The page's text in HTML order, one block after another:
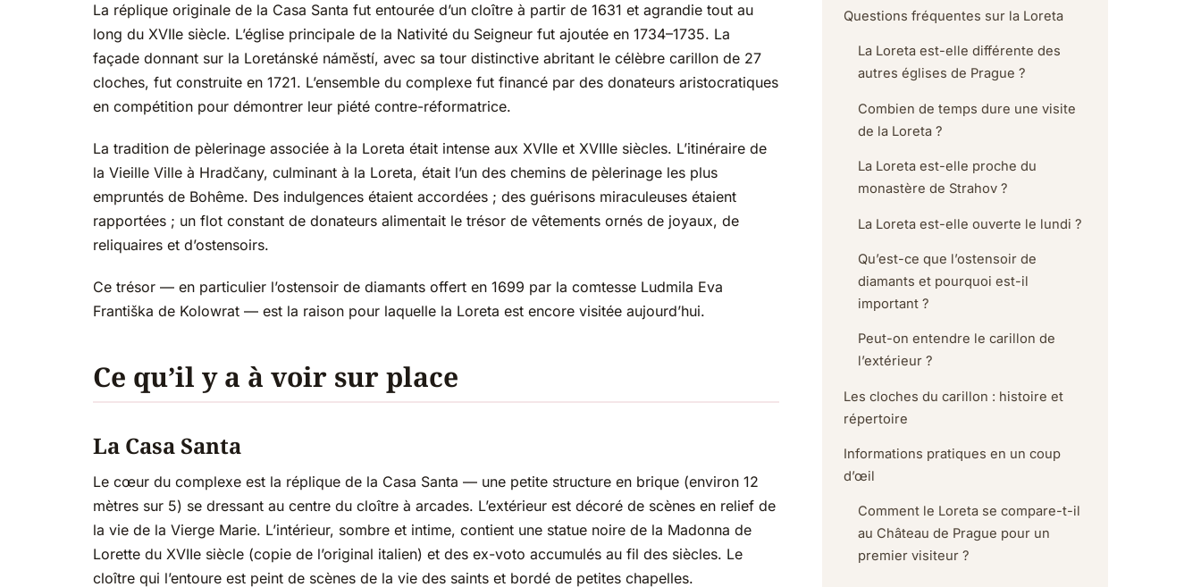
La réplique originale de la Casa Santa fut entourée d’un cloître à partir de 1631 et agrandie tout au
long du XVIIe siècle. L’église principale de la Nativité du Seigneur fut ajoutée en 1734–1735. La
façade donnant sur la Loretánské náměstí, avec sa tour distinctive abritant le célèbre carillon de 27
cloches, fut construite en 1721. L’ensemble du complexe fut financé par des donateurs aristocratiques
en compétition pour démontrer leur piété contre-réformatrice.
La tradition de pèlerinage associée à la Loreta était intense aux XVIIe et XVIIIe siècles. L’itinéraire de
la Vieille Ville à Hradčany, culminant à la Loreta, était l’un des chemins de pèlerinage les plus
empruntés de Bohême. Des indulgences étaient accordées ; des guérisons miraculeuses étaient
rapportées ; un flot constant de donateurs alimentait le trésor de vêtements ornés de joyaux, de
reliquaires et d’ostensoirs.
Ce trésor — en particulier l’ostensoir de diamants offert en 1699 par la comtesse Ludmila Eva
Františka de Kolowrat — est la raison pour laquelle la Loreta est encore visitée aujourd’hui.
Ce qu’il y a à voir sur place
La Casa Santa
Le cœur du complexe est la réplique de la Casa Santa — une petite structure en brique (environ 12
mètres sur 5) se dressant au centre du cloître à arcades. L’extérieur est décoré de scènes en relief de
la vie de la Vierge Marie. L’intérieur, sombre et intime, contient une statue noire de la Madonna de
Lorette du XVIIe siècle (copie de l’original italien) et des ex-voto accumulés au fil des siècles. Le
cloître qui l’entoure est peint de scènes de la vie des saints et bordé de petites chapelles.
Questions fréquentes sur la Loreta
La Loreta est-elle différente des
autres églises de Prague ?
Combien de temps dure une visite
de la Loreta ?
La Loreta est-elle proche du
monastère de Strahov ?
La Loreta est-elle ouverte le lundi ?
Qu’est-ce que l’ostensoir de
diamants et pourquoi est-il
important ?
Peut-on entendre le carillon de
l’extérieur ?
Les cloches du carillon : histoire et
répertoire
Informations pratiques en un coup
d’œil
Comment le Loreta se compare-t-il
au Château de Prague pour un
premier visiteur ?